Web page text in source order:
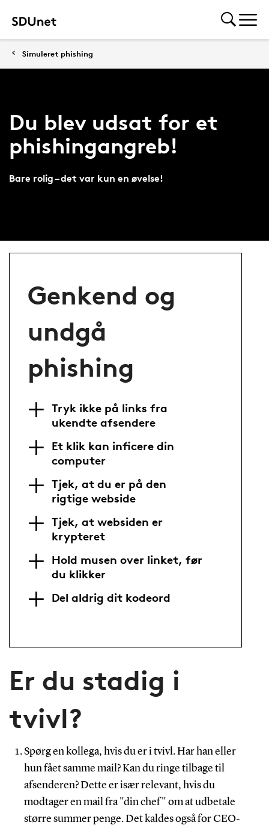
Simuleret phishing
Du blev udsat for et
phishingangreb!
Bare rolig – det var kun en øvelse!
Genkend og
undgå
phishing
Tryk ikke på links fra
ukendte afsendere
Et klik kan inficere din
computer
Tjek, at du er på den
rigtige webside
Tjek, at websiden er
krypteret
Hold musen over linket, før
du klikker
Del aldrig dit kodeord
Er du stadig i
tvivl?
Spørg en kollega, hvis du er i tvivl. Har han eller
hun fået samme mail? Kan du ringe tilbage til
afsenderen? Dette er især relevant, hvis du
modtager en mail fra "din chef" om at udbetale
større summer penge. Det kaldes også for CEO-